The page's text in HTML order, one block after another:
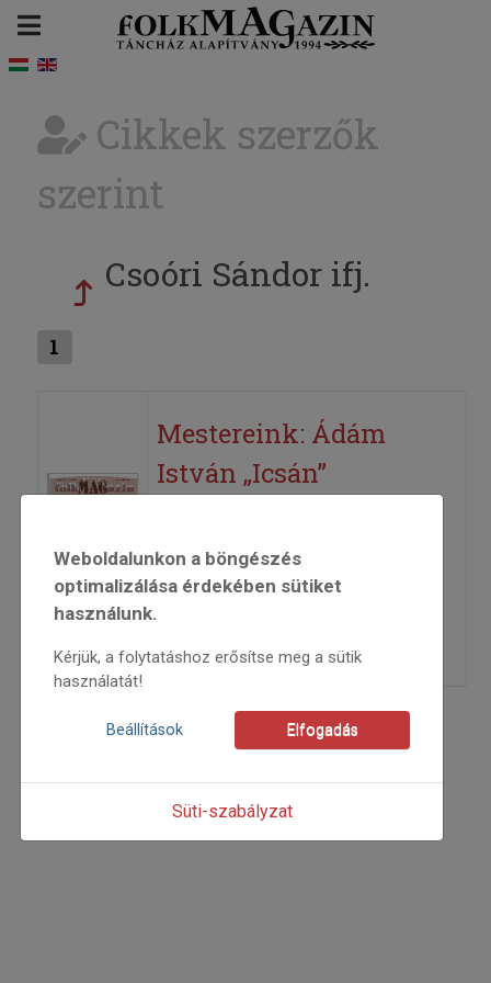
Cikkek szerzők
szerint
Csoóri Sándor ifj.
1
Mestereink: Ádám
István „Icsán”
1997/2
életutak
Weboldalunkon a böngészés
optimalizálása érdekében sütiket
használunk.
Kérjük, a folytatáshoz erősítse meg a sütik
használatát!
Beállítások Elfogadás
Süti-szabályzat